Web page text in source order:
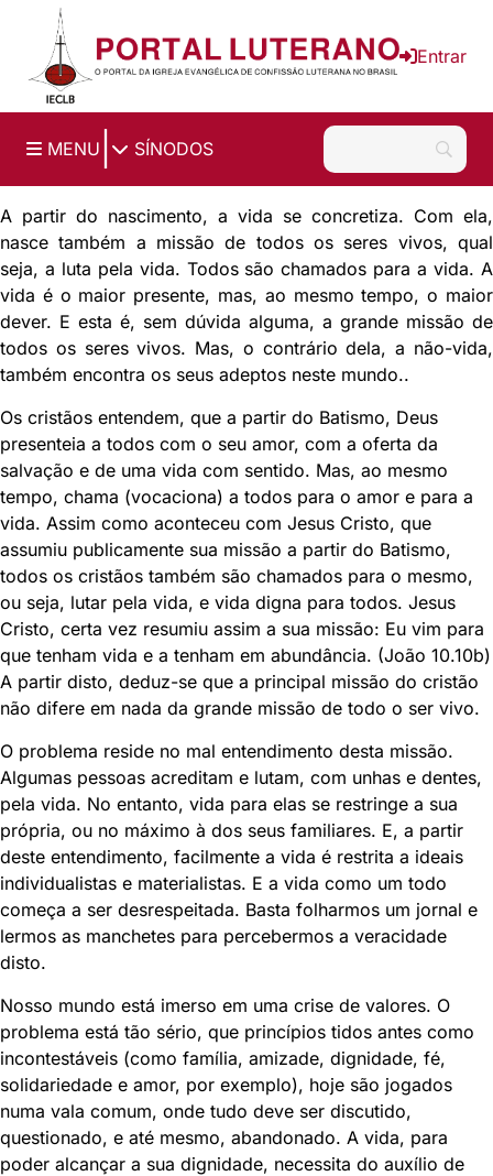
Ir para o conteúdo principal
Entrar
MENU SÍNODOS
A partir do nascimento, a vida se concretiza. Com ela,
nasce também a missão de todos os seres vivos, qual
seja, a luta pela vida. Todos são chamados para a vida. A
vida é o maior presente, mas, ao mesmo tempo, o maior
dever. E esta é, sem dúvida alguma, a grande missão de
todos os seres vivos. Mas, o contrário dela, a não-vida,
também encontra os seus adeptos neste mundo..
Os cristãos entendem, que a partir do Batismo, Deus
presenteia a todos com o seu amor, com a oferta da
salvação e de uma vida com sentido. Mas, ao mesmo
tempo, chama (vocaciona) a todos para o amor e para a
vida. Assim como aconteceu com Jesus Cristo, que
assumiu publicamente sua missão a partir do Batismo,
todos os cristãos também são chamados para o mesmo,
ou seja, lutar pela vida, e vida digna para todos. Jesus
Cristo, certa vez resumiu assim a sua missão: Eu vim para
que tenham vida e a tenham em abundância. (João 10.10b)
A partir disto, deduz-se que a principal missão do cristão
não difere em nada da grande missão de todo o ser vivo.
O problema reside no mal entendimento desta missão.
Algumas pessoas acreditam e lutam, com unhas e dentes,
pela vida. No entanto, vida para elas se restringe a sua
própria, ou no máximo à dos seus familiares. E, a partir
deste entendimento, facilmente a vida é restrita a ideais
individualistas e materialistas. E a vida como um todo
começa a ser desrespeitada. Basta folharmos um jornal e
lermos as manchetes para percebermos a veracidade
disto.
Nosso mundo está imerso em uma crise de valores. O
problema está tão sério, que princípios tidos antes como
incontestáveis (como família, amizade, dignidade, fé,
solidariedade e amor, por exemplo), hoje são jogados
numa vala comum, onde tudo deve ser discutido,
questionado, e até mesmo, abandonado. A vida, para
poder alcançar a sua dignidade, necessita do auxílio de